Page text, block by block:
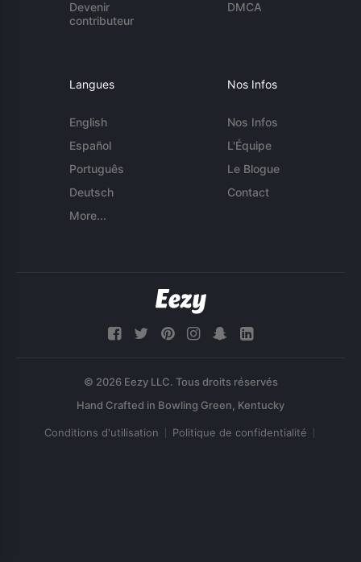
Devenir
contributeur
DMCA
Langues
English
Español
Português
Deutsch
More...
Nos Infos
Nos Infos
L'Équipe
Le Blogue
Contact
© 2026 Eezy LLC. Tous droits réservés
Conditions d'utilisation Politique de confidentialité